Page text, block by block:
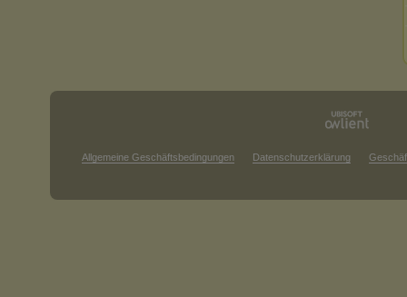
Allgemeine Geschäftsbedingungen Datenschutzerklärung